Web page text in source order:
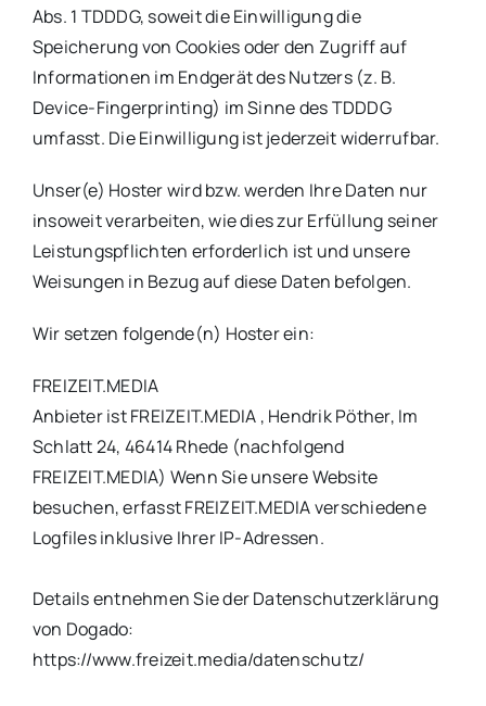
Abs. 1 TDDDG, soweit die Einwilligung die
Speicherung von Cookies oder den Zugriff auf
Informationen im Endgerät des Nutzers (z. B.
Device-Fingerprinting) im Sinne des TDDDG
umfasst. Die Einwilligung ist jederzeit widerrufbar.
Unser(e) Hoster wird bzw. werden Ihre Daten nur
insoweit verarbeiten, wie dies zur Erfüllung seiner
Leistungspflichten erforderlich ist und unsere
Weisungen in Bezug auf diese Daten befolgen.
Wir setzen folgende(n) Hoster ein:
FREIZEIT.MEDIA
Anbieter ist FREIZEIT.MEDIA , Hendrik Pöther, Im
Schlatt 24, 46414 Rhede (nachfolgend
FREIZEIT.MEDIA) Wenn Sie unsere Website
besuchen, erfasst FREIZEIT.MEDIA verschiedene
Logfiles inklusive Ihrer IP-Adressen.
Details entnehmen Sie der Datenschutzerklärung
von Dogado:
https://www.freizeit.media/datenschutz/